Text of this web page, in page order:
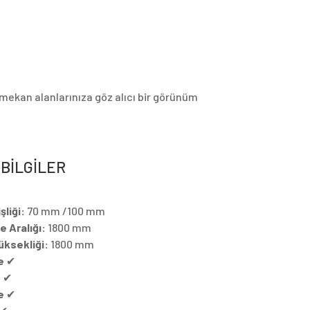
alanlarınıza göz alıcı bir görünüm
70 mm /100 mm
Aralığı: 1800 mm
1800 mm
✔
✔
✔